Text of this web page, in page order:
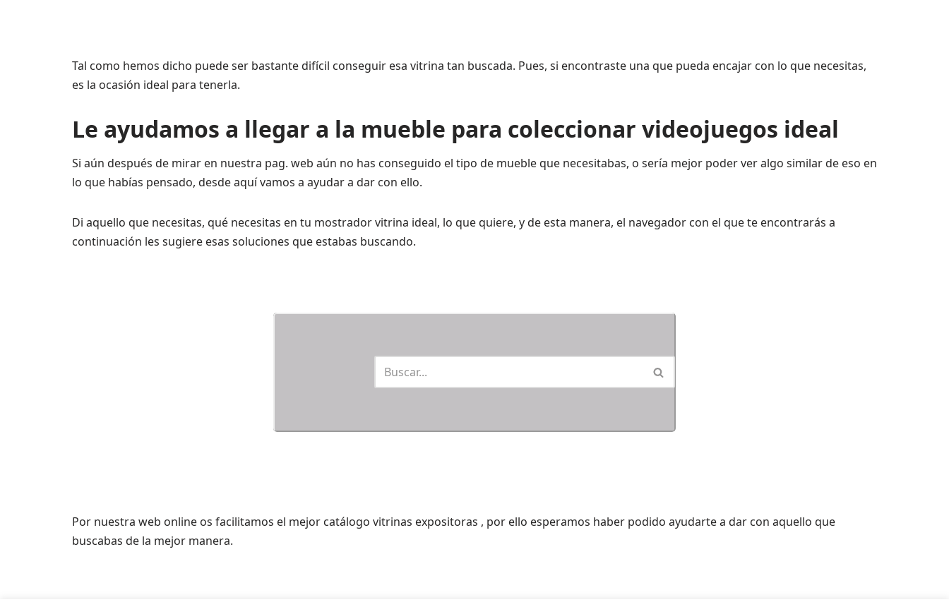
Tal como hemos dicho puede ser bastante difícil conseguir esa vitrina tan buscada. Pues, si encontraste una que pueda encajar con lo que necesitas,
es la ocasión ideal para tenerla.
Le ayudamos a llegar a la mueble para coleccionar videojuegos ideal
Si aún después de mirar en nuestra pag. web aún no has conseguido el tipo de mueble que necesitabas, o sería mejor poder ver algo similar de eso en
lo que habías pensado, desde aquí vamos a ayudar a dar con ello.
Di aquello que necesitas, qué necesitas en tu mostrador vitrina ideal, lo que quiere, y de esta manera, el navegador con el que te encontrarás a
continuación les sugiere esas soluciones que estabas buscando.
Por nuestra web online os facilitamos el mejor catálogo vitrinas expositoras , por ello esperamos haber podido ayudarte a dar con aquello que
buscabas de la mejor manera.